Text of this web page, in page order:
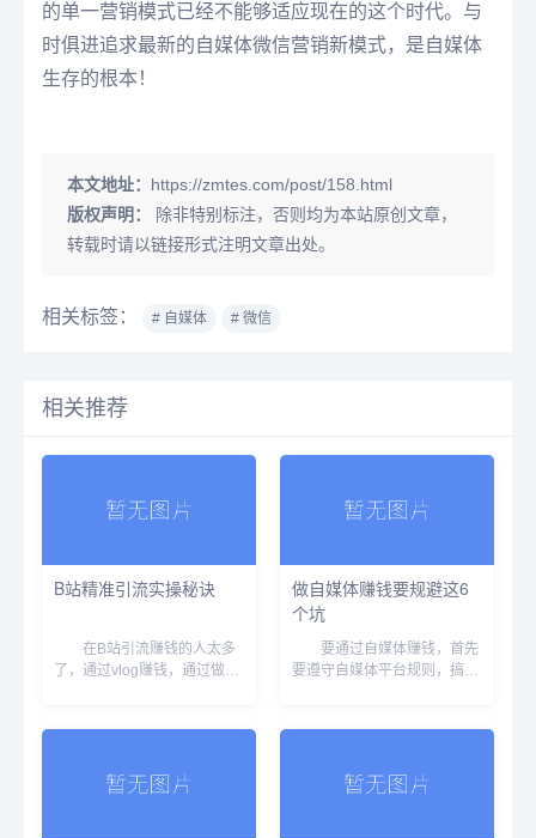
的单一营销模式已经不能够适应现在的这个时代。与
时俱进追求最新的自媒体微信营销新模式，是自媒体
生存的根本！
本文地址： https://zmtes.com/post/158.html
版权声明：
除非特别标注，否则均为本站原创文章，
转载时请以链接形式注明文章出处。
相关标签： # 自媒体 # 微信
相关推荐
B站精准引流实操秘诀
在B站引流赚钱的人太多
了，通过vlog赚钱，通过做项
的方法。B站的流量也是非常
做自媒体赚钱要规避这6
个坑
要通过自媒体赚钱，首先
要遵守自媒体平台规则，搞清
下面分享一下做自媒体前期应